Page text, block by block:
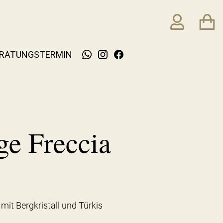
Freccia
Bergkristall und Türkis